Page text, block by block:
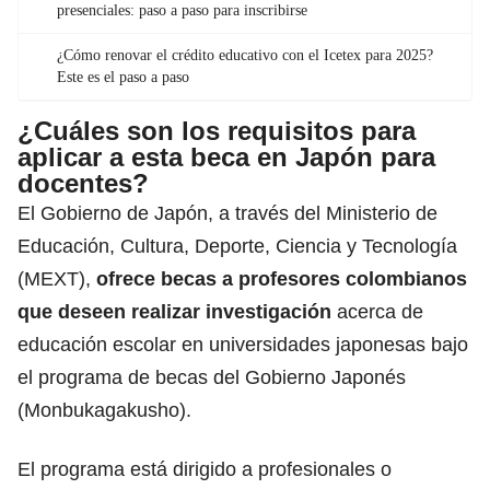
presenciales: paso a paso para inscribirse
¿Cómo renovar el crédito educativo con el Icetex para 2025?
Este es el paso a paso
¿Cuáles son los requisitos para
aplicar a esta beca en Japón para
docentes?
El Gobierno de Japón, a través del Ministerio de
Educación, Cultura, Deporte, Ciencia y Tecnología
(MEXT), ofrece becas a profesores colombianos
que deseen realizar investigación acerca de
educación escolar en universidades japonesas bajo
el programa de becas del Gobierno Japonés
(Monbukagakusho).
El programa está dirigido a profesionales o